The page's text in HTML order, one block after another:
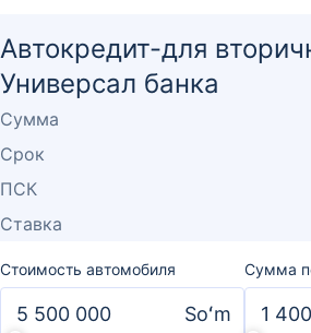
Автокредит-для
Универсал банка
Сумма
Срок
ПСК
Ставка
Стоимость автомобиля
Soʻm
Сумма